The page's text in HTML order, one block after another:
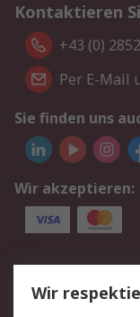
Kontaktieren
+43 (0)
Per E-Mail
Sie finden uns
Wir akzeptieren:
Service
Value Added
Wir